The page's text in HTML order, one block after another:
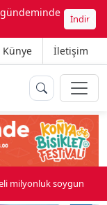
gündeminde
İndir
Künye İletişim
milyonluk soygun